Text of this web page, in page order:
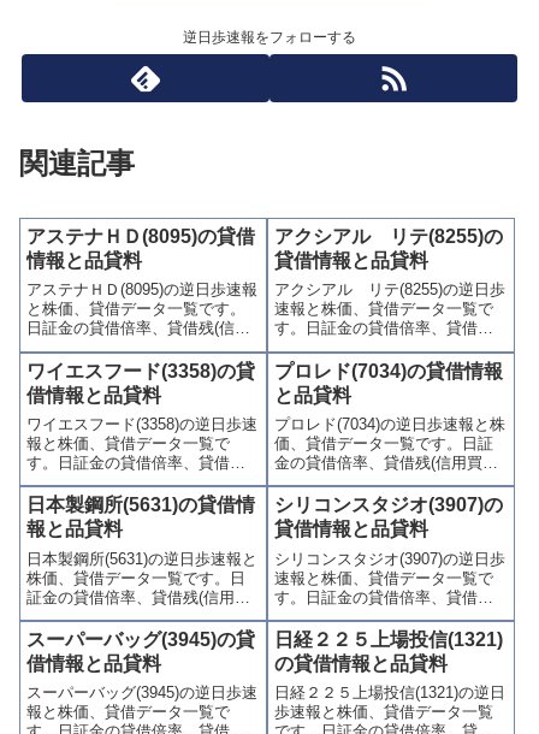
逆日歩速報をフォローする
関連記事
アステナＨＤ(8095)の貸借
情報と品貸料
アステナＨＤ(8095)の逆日歩速報
と株価、貸借データ一覧です。
日証金の貸借倍率、貸借残(信用
買残、信用売残)、品貸料(逆日
歩)、東証の週末残高、規制(注意
喚起・申込停止)など、空売り関
連情報を集計し、図解でわかり
やすくまとめて掲載していま
す。
アクシアル リテ(8255)の
貸借情報と品貸料
アクシアル リテ(8255)の逆日歩
速報と株価、貸借データ一覧で
す。日証金の貸借倍率、貸借残
(信用買残、信用売残)、品貸料
(逆日歩)、東証の週末残高、規制
(注意喚起・申込停止)など、空売
り関連情報を集計し、図解でわ
かりやすくまとめて掲載してい
ます。
ワイエスフード(3358)の貸
借情報と品貸料
ワイエスフード(3358)の逆日歩速
報と株価、貸借データ一覧で
す。日証金の貸借倍率、貸借残
(信用買残、信用売残)、品貸料
(逆日歩)、東証の週末残高、規制
(注意喚起・申込停止)など、空売
り関連情報を集計し、図解でわ
かりやすくまとめて掲載してい
ます。
プロレド(7034)の貸借情報
と品貸料
プロレド(7034)の逆日歩速報と株
価、貸借データ一覧です。日証
金の貸借倍率、貸借残(信用買
残、信用売残)、品貸料(逆日
歩)、東証の週末残高、規制(注意
喚起・申込停止)など、空売り関
連情報を集計し、図解でわかり
やすくまとめて掲載していま
す。
日本製鋼所(5631)の貸借情
報と品貸料
日本製鋼所(5631)の逆日歩速報と
株価、貸借データ一覧です。日
証金の貸借倍率、貸借残(信用買
残、信用売残)、品貸料(逆日
歩)、東証の週末残高、規制(注意
喚起・申込停止)など、空売り関
連情報を集計し、図解でわかり
やすくまとめて掲載していま
す。
シリコンスタジオ(3907)の
貸借情報と品貸料
シリコンスタジオ(3907)の逆日歩
速報と株価、貸借データ一覧で
す。日証金の貸借倍率、貸借残
(信用買残、信用売残)、品貸料
(逆日歩)、東証の週末残高、規制
(注意喚起・申込停止)など、空売
り関連情報を集計し、図解でわ
かりやすくまとめて掲載してい
ます。
スーパーバッグ(3945)の貸
借情報と品貸料
スーパーバッグ(3945)の逆日歩速
報と株価、貸借データ一覧で
日経２２５上場投信(1321)
の貸借情報と品貸料
日経２２５上場投信(1321)の逆日
歩速報と株価、貸借データ一覧